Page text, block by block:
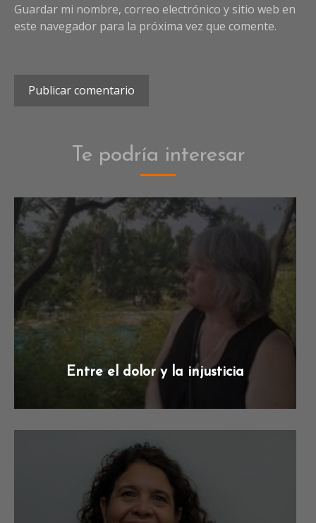
Guardar mi nombre, correo electrónico y sitio web en
este navegador para la próxima vez que comente.
Te podría interesar
Entre el dolor y la injusticia